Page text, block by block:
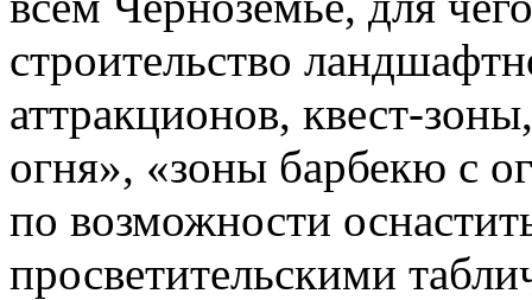
строительство
аттракционов, квест-
огня», «зоны барбекю с
по возможности
просветительскими